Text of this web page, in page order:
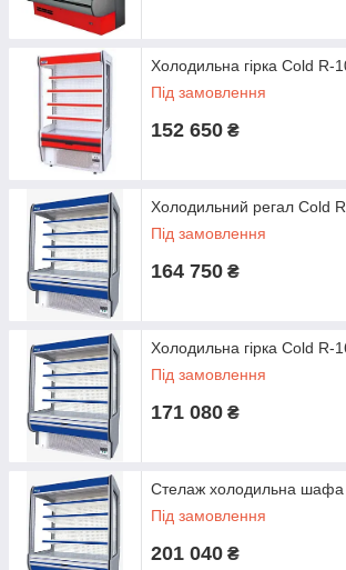
менеджери нададуть всю інформацію і
питання, щоб істотно спростити ваш вибір.
Холодильна гірка Cold R-
Під замовлення
152 650 ₴
Холодильний регал Cold
Під замовлення
164 750 ₴
Холодильна гірка Cold R-
Під замовлення
171 080 ₴
Стелаж холодильна шафа
Під замовлення
201 040 ₴